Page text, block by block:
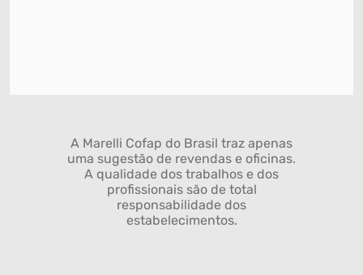
A Marelli Cofap do Brasil traz apenas
uma sugestão de revendas e oficinas.
A qualidade dos trabalhos e dos
profissionais são de total
responsabilidade dos
estabelecimentos.